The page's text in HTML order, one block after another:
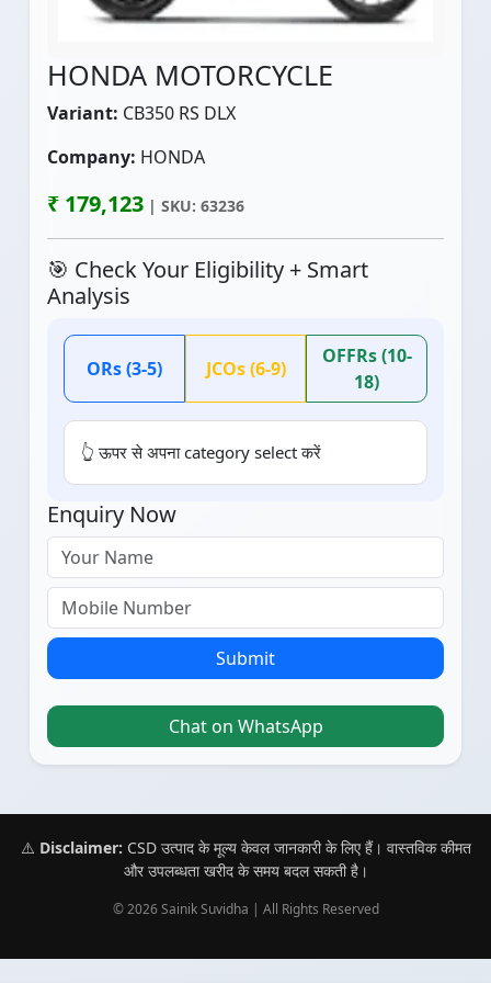
HONDA MOTORCYCLE
Variant: CB350 RS DLX
Company: HONDA
₹ 179,123 | SKU: 63236
🎯 Check Your Eligibility + Smart
Analysis
ORs (3-5) JCOs (6-9)
OFFRs (10-
18)
👆 ऊपर से अपना category select करें
Enquiry Now
Submit
Chat on WhatsApp
⚠️ Disclaimer: CSD उत्पाद के मूल्य केवल जानकारी के लिए हैं। वास्तविक कीमत
और उपलब्धता खरीद के समय बदल सकती है।
© 2026 Sainik Suvidha | All Rights Reserved